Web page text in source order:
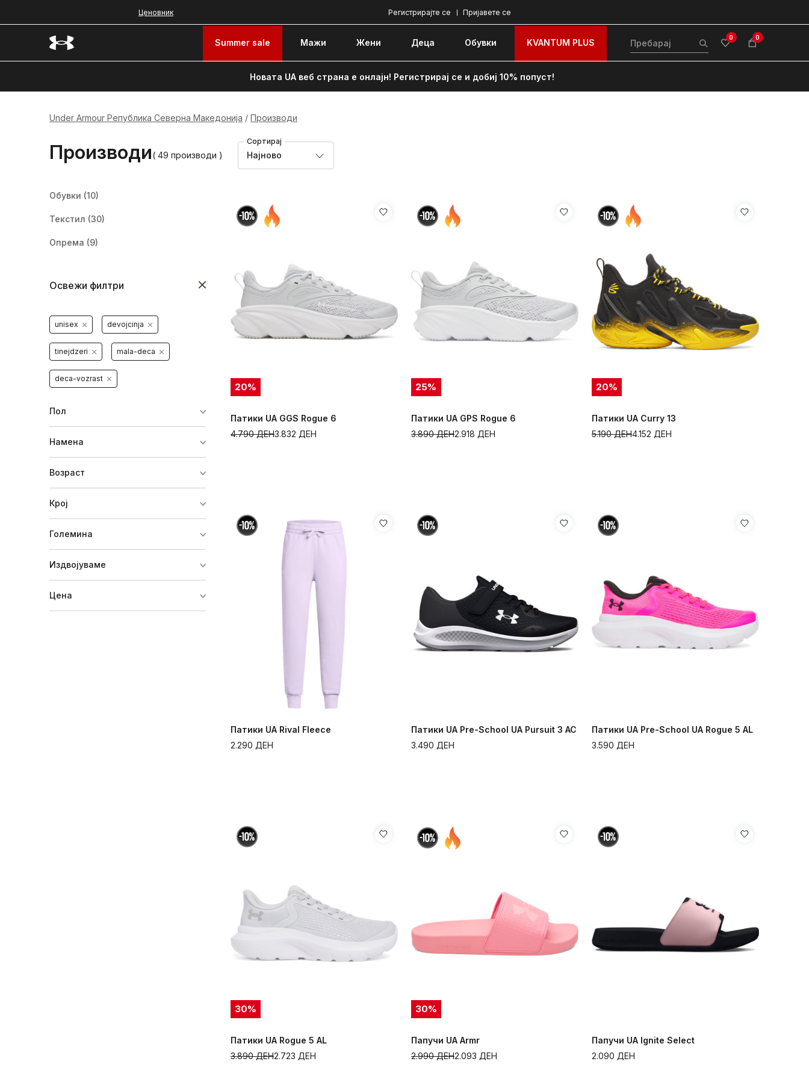
Ценовник Пријавете се
Регистрирајте се
Summer sale Мажи Жени Децa Обувки KVANTUM PLUS 0 0
Новата UA веб страна е онлајн! Регистрирај се и добиј 10% попуст!
Under Armour Република Северна Македонија Производи
Производи( 49 производи )
Сортирај
Најново
Обувки (10)
Текстил (30)
Опрема (9)
Освежи филтри
unisex devojcinja
tinejdzeri mala-deca
deca-vozrast
Пол
Намена
Возраст
Крој
Големина
Издвојуваме
Цена
20%
Патики UA GGS Rogue 6
3.832 ДЕН
4.790ДЕН
25%
Патики UA GPS Rogue 6
2.918 ДЕН
3.890ДЕН
20%
Патики UA Curry 13
4.152 ДЕН
5.190ДЕН
Патики UA Rival Fleece
2.290 ДЕН
Патики UA Pre-School UA Pursuit 3 AC
3.490 ДЕН
Патики UA Pre-School UA Rogue 5 AL
3.590 ДЕН
30%
Патики UA Rogue 5 AL
2.723 ДЕН
3.890ДЕН
30%
Папучи UA Armr
2.093 ДЕН
2.990ДЕН
Папучи UA Ignite Select
2.090 ДЕН